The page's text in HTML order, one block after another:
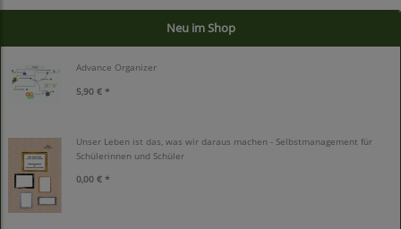
Neu im Shop
Advance Organizer
5,90 € *
Unser Leben ist das, was wir daraus machen - Selbstmanagement für
Schülerinnen und Schüler
0,00 € *